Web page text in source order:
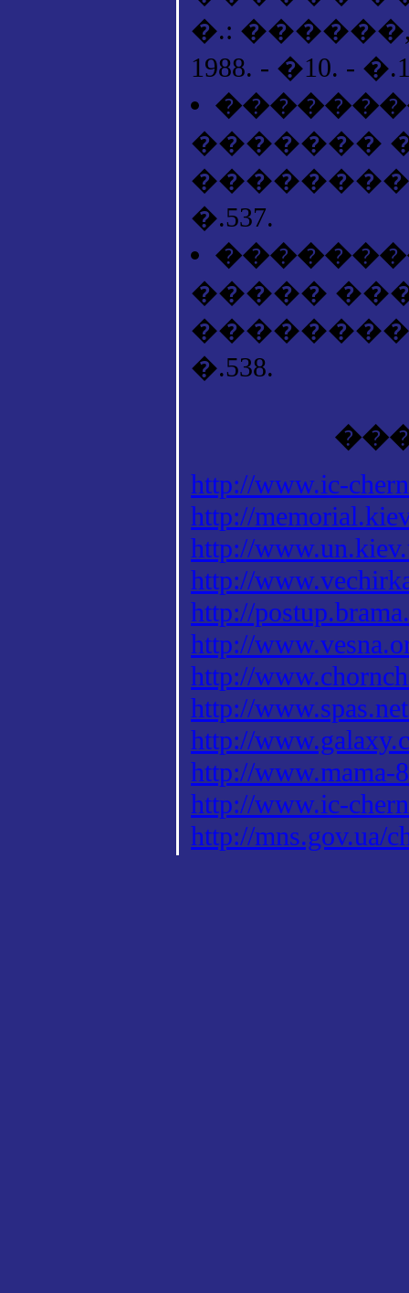
�.: ������,
1988. - �10. -
�������
��������
�.537.
�����
��������
�.538.
http://www.ic-
http://
http://
http://
http://
http://
http://
http://
http://
http://www.mama-
http://www.ic-
http://mns.gov.ua/